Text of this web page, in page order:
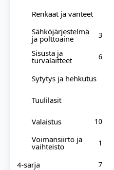
Renkaat ja vanteet
Sähköjärjestelmä
ja polttoaine 3
Sisusta ja
turvalaitteet 6
Sytytys ja hehkutus
Tuulilasit
Valaistus 10
Voimansiirto ja
vaihteisto 1
4-sarja 7